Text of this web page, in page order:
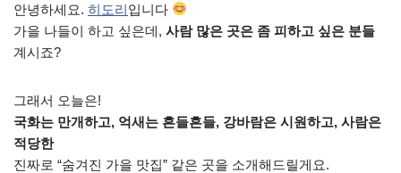
안녕하세요. 히도리입니다
가을 나들이 하고 싶은데, 사람 많은 곳은 좀 피하고 싶은 분들
계시죠?
그래서 오늘은!
국화는 만개하고, 억새는 흔들흔들, 강바람은 시원하고, 사람은
적당한
진짜로 “숨겨진 가을 맛집” 같은 곳을 소개해드릴게요.